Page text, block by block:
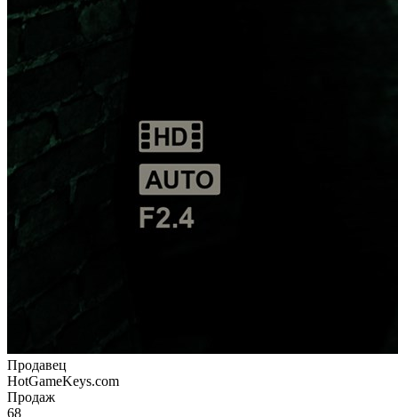
Продавец
HotGameKeys.com
Продаж
68